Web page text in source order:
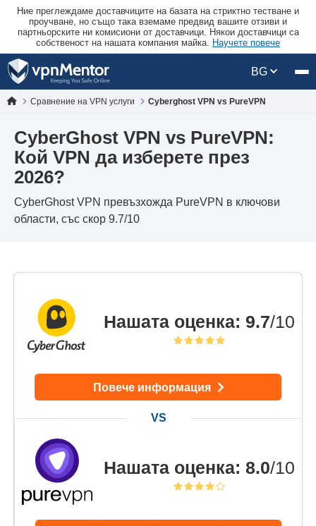
Ние преглеждаме доставчиците на базата на стриктно тестване и
проучване, но също така вземаме предвид вашите отзиви и
партньорските ни комисиони от доставчици. Някои доставчици са
собственост на нашата компания майка. Научете повече
BG
Сравнение на VPN услуги Cyberghost VPN vs PureVPN
CyberGhost VPN vs PureVPN:
Кой VPN да изберете през
2026?
CyberGhost VPN превъзхожда PureVPN в ключови
области, със скор 9.7/10
Нашата оценка: 9.7/10
Повече информация
Нашата оценка: 8.0/10